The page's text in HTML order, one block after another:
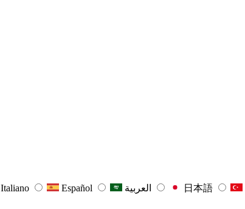
Italiano Español 日本語